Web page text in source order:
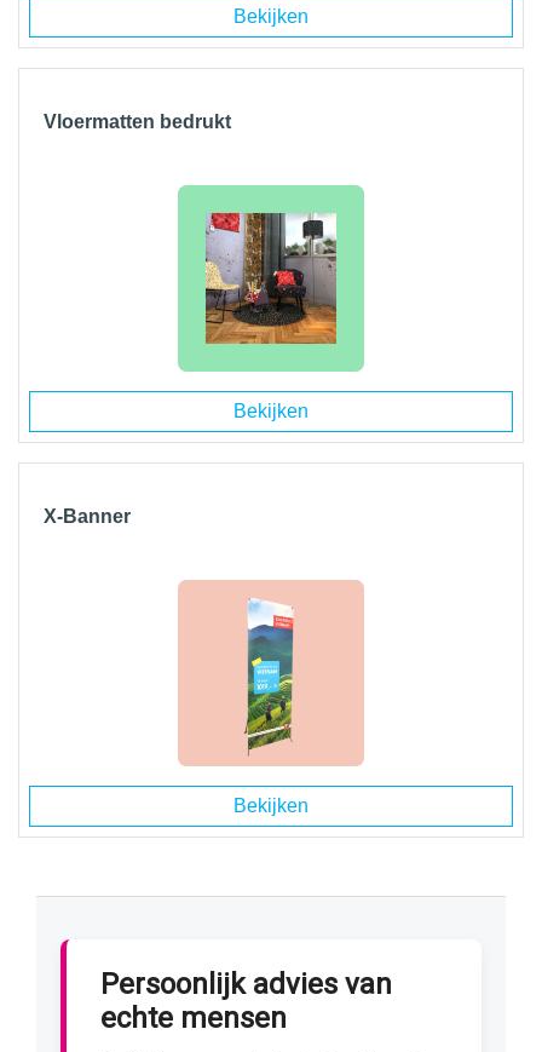
Bekijken
Vloermatten bedrukt
Bekijken
X-Banner
Bekijken
Persoonlijk advies van
echte mensen